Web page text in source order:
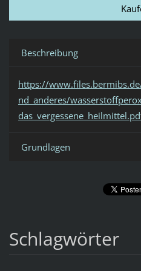
Beschreibung
https://
nd_anderes/
Grundlagen
Schlagwörter